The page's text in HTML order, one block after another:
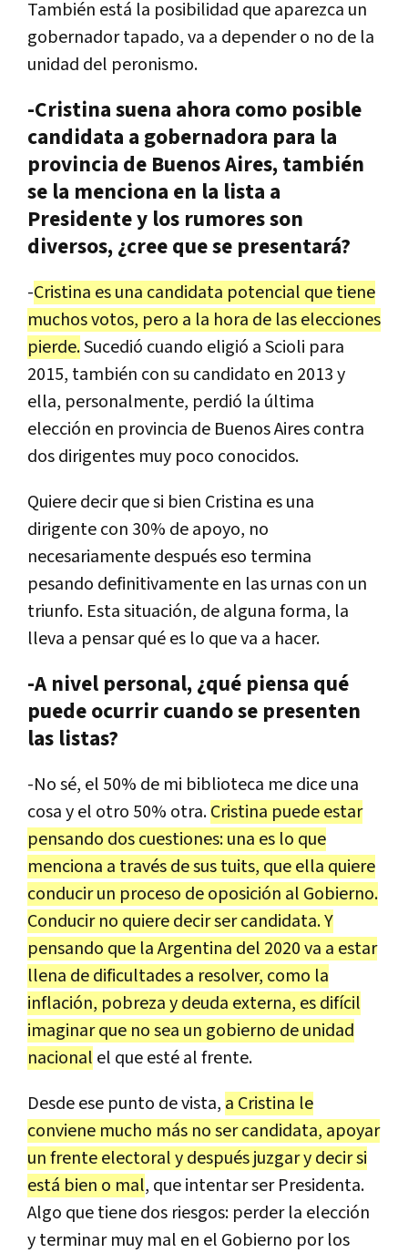
También está la posibilidad queaparezca un
gobernadortapado,va a dependero no de la
unidad del peronismo.
-Cristina suena ahora como posible
candidata a gobernadora para la
provincia de Buenos Aires, también
se la menciona en la lista a
Presidente y los rumores son
diversos, ¿cree que se presentará?
-Cristina esuna candidata potencial quetiene
muchosvotos, pero a la hora de laselecciones
pierde.Sucedió cuando eligió aScioli para
2015, también consu candidato en 2013y
ella, personalmente, perdió la última
elección en provincia de BuenosAirescontra
dosdirigentes muy poco conocidos.
Quieredecirquesi bien Cristina esuna
dirigentecon 30% deapoyo, no
necesariamentedespuéseso termina
pesando definitivamenteen lasurnascon un
triunfo. Estasituación, dealgunaforma, la
lleva a pensarquées lo queva a hacer.
-A nivel personal, ¿qué piensa qué
puede ocurrir cuando se presenten
las listas?
-Nosé, el 50% de mi biblioteca mediceuna
cosayel otro 50% otra.Cristina puedeestar
pensando doscuestiones:una es lo que
menciona a travésdesustuits, queella quiere
conducirun proceso deoposición al Gobierno.
Conducir no quieredecirsercandidata.Y
pensando que laArgentina del 2020va a estar
llena dedificultadesa resolver, como la
inflación, pobrezaydeuda externa, esdifícil
imaginarque nosea un gobierno deunidad
nacional el queestéalfrente.
Desdeese punto devista, a Cristina le
conviene mucho más nosercandidata, apoyar
unfrenteelectoralydespuésjuzgarydecirsi
está bien o mal, queintentarser Presidenta.
Algo quetienedos riesgos: perder la elección
yterminar muy mal en el Gobierno por los